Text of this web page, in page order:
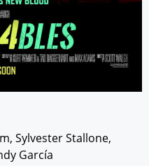
Sylvester Stallone,
García